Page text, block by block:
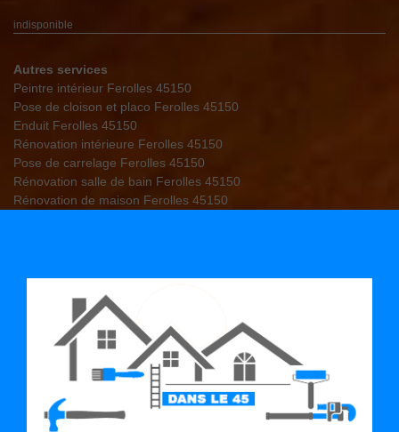
indisponible
Autres services
Peintre intérieur Ferolles 45150
Pose de cloison et placo Ferolles 45150
Enduit Ferolles 45150
Rénovation intérieure Ferolles 45150
Pose de carrelage Ferolles 45150
Rénovation salle de bain Ferolles 45150
Rénovation de maison Ferolles 45150